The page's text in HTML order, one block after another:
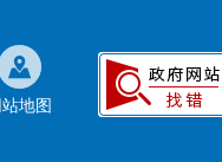
地图